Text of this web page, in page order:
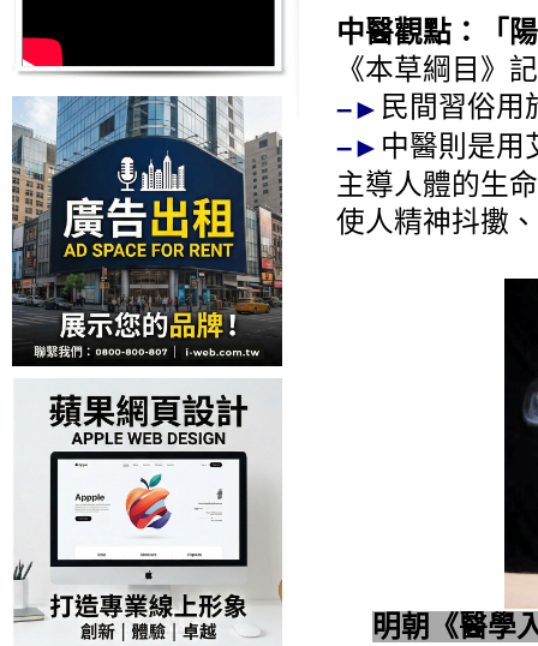
中醫觀點：「
《本草綱目》
–► 民間習俗用
–► 中醫則是用
主導人體的生
使人精神抖擻
明朝《醫學